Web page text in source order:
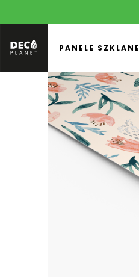
PANELE SZKLANE